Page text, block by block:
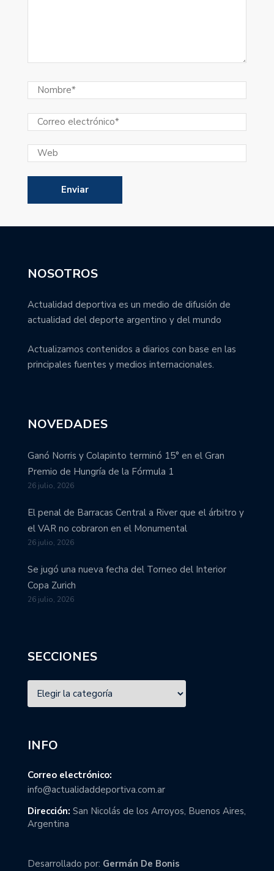
NOSOTROS
Actualidad deportiva es un medio de difusión de
actualidad del deporte argentino y del mundo
Actualizamos contenidos a diarios con base en las
principales fuentes y medios internacionales.
NOVEDADES
Ganó Norris y Colapinto terminó 15° en el Gran
Premio de Hungría de la Fórmula 1
26 julio, 2026
El penal de Barracas Central a River que el árbitro y
el VAR no cobraron en el Monumental
26 julio, 2026
Se jugó una nueva fecha del Torneo del Interior
Copa Zurich
26 julio, 2026
SECCIONES
INFO
Correo electrónico:
info@actualidaddeportiva.com.ar
Dirección: San Nicolás de los Arroyos, Buenos Aires,
Argentina
Desarrollado por: Germán De Bonis